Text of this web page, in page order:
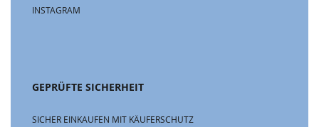
INSTAGRAM
GEPRÜFTE SICHERHEIT
SICHER EINKAUFEN MIT KÄUFERSCHUTZ